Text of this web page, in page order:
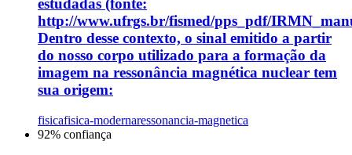
estudadas (fonte:
http://www.ufrgs.br/fismed/pps_pdf/
Dentro desse contexto, o sinal emitido a partir
do nosso corpo utilizado para a formação da
imagem na ressonância magnética nuclear tem
sua origem:
fisicafisica-modernaressonancia-magnetica
92% confiança